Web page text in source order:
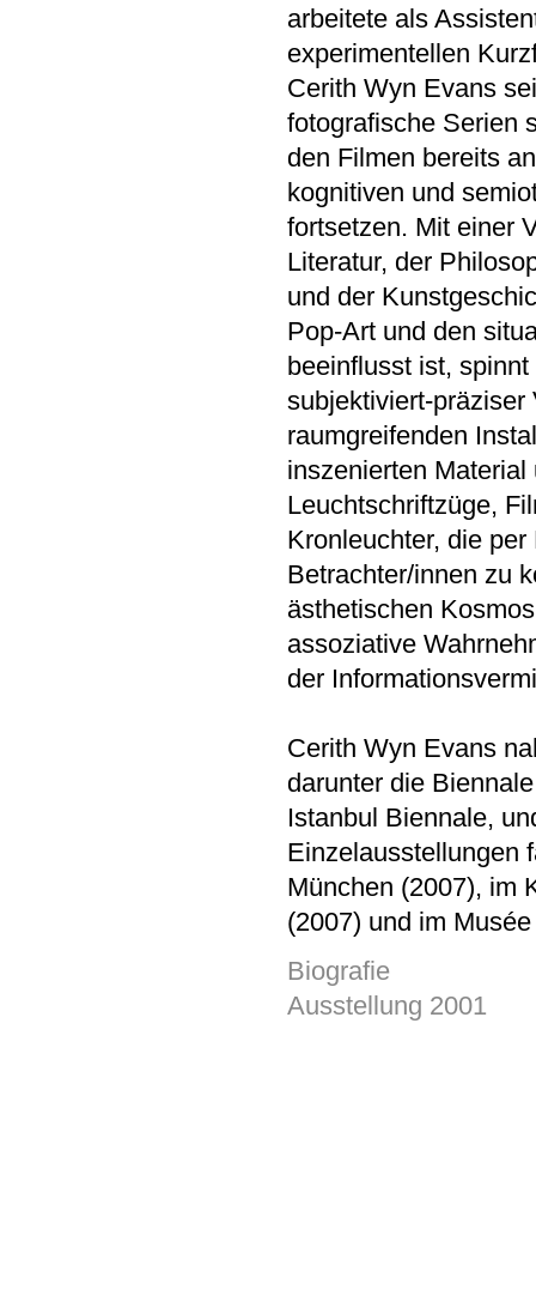
arbeitete als
experimentellen
Cerith Wyn Evans
fotografische Serien
den Filmen bereits
kognitiven und
fortsetzen. Mit einer
Literatur, der
und der
Pop-Art und den
beeinflusst ist,
subjektiviert-
raumgreifenden
inszenierten
Leuchtschriftzüge,
Kronleuchter, die
Betrachter/innen zu
ästhetischen
assoziative
der
Cerith Wyn Evans
darunter die
Istanbul Biennale,
Einzelausstellungen
München (2007), im
(2007) und im
Biografie
Ausstellung 2001